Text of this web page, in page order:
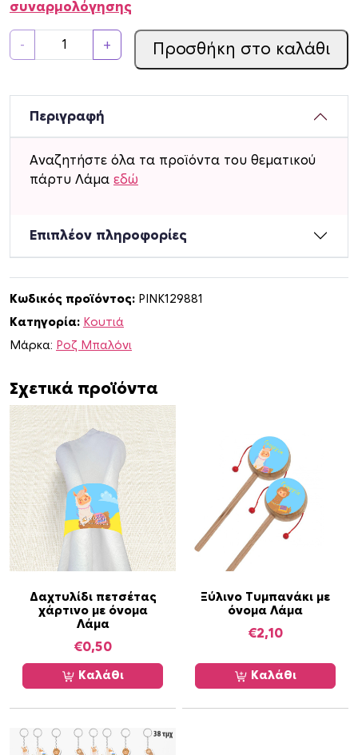
συναρμολόγησης
-
ο
τ
κ
δ
ω
ρ
κ
ι
α
κ
α
ι
κ
ε
ρ
ά
σ
σ
+ Προσθήκη στο καλάθι
Περιγραφή
Αναζητήστε όλα τα προϊόντα του θεματικού
πάρτυ Λάμα εδώ
Επιπλέον πληροφορίες
Κωδικός προϊόντος: PINK129881
Κατηγορία: Κουτιά
Μάρκα: Ροζ Μπαλόνι
Σχετικά προϊόντα
Δαχτυλίδι πετσέτας
χάρτινο με όνομα
Λάμα
€0,50
Καλάθι
Ξύλινο Τυμπανάκι με
όνομα Λάμα
€2,10
Καλάθι